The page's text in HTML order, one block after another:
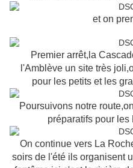
et on
Premier arrêt,la
l'Amblève un site très
pour les petits et les
Poursuivons notre
préparatifs pour
On continue vers La
soirs de l'été ils organisent